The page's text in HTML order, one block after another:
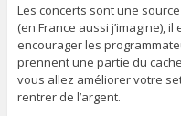
Les concerts sont une
(en France aussi j’imagine),
encourager les
prennent une partie du
vous allez améliorer votre
rentrer de l’argent.